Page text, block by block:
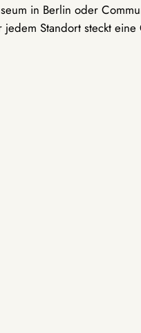
in Berlin oder
Standort steckt